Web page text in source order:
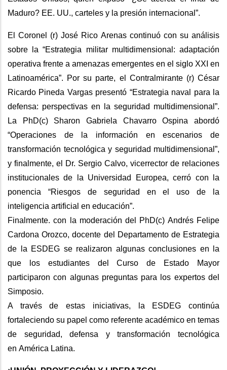
Maduro? EE. UU., carteles y la presión internacional”.
El Coronel (r) José Rico Arenas continuó con su análisis
sobre la “Estrategia militar multidimensional: adaptación
operativa frente a amenazas emergentes en el siglo XXI en
Latinoamérica”. Por su parte, el Contralmirante (r) César
Ricardo Pineda Vargas presentó “Estrategia naval para la
defensa: perspectivas en la seguridad multidimensional”.
La PhD(c) Sharon Gabriela Chavarro Ospina abordó
“Operaciones de la información en escenarios de
transformación tecnológica y seguridad multidimensional”,
y finalmente, el Dr. Sergio Calvo, vicerrector de relaciones
institucionales de la Universidad Europea, cerró con la
ponencia “Riesgos de seguridad en el uso de la
inteligencia artificial en educación”.
Finalmente. con la moderación del PhD(c) Andrés Felipe
Cardona Orozco, docente del Departamento de Estrategia
de la ESDEG se realizaron algunas conclusiones en la
que los estudiantes del Curso de Estado Mayor
participaron con algunas preguntas para los expertos del
Simposio.
A través de estas iniciativas, la ESDEG continúa
fortaleciendo su papel como referente académico en temas
de seguridad, defensa y transformación tecnológica
en América Latina.